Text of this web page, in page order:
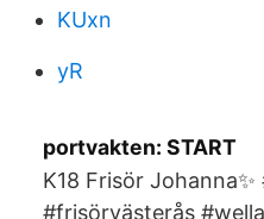
KUxn
yR
portvakten: START
K18 Frisör
#frisörvästerås